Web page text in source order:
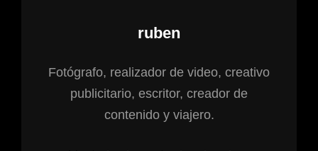
Autor:
ruben
Fotógrafo, realizador de video, creativo
publicitario, escritor, creador de
contenido y viajero.